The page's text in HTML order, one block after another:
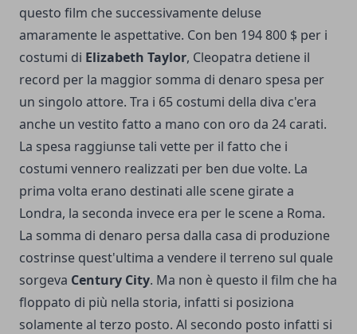
questo film che successivamente deluse
amaramente le aspettative. Con ben 194 800 $ per i
costumi di Elizabeth Taylor, Cleopatra detiene il
record per la maggior somma di denaro spesa per
un singolo attore. Tra i 65 costumi della diva c'era
anche un vestito fatto a mano con oro da 24 carati.
La spesa raggiunse tali vette per il fatto che i
costumi vennero realizzati per ben due volte. La
prima volta erano destinati alle scene girate a
Londra, la seconda invece era per le scene a Roma.
La somma di denaro persa dalla casa di produzione
costrinse quest'ultima a vendere il terreno sul quale
sorgeva Century City. Ma non è questo il film che ha
floppato di più nella storia, infatti si posiziona
solamente al terzo posto. Al secondo posto infatti si